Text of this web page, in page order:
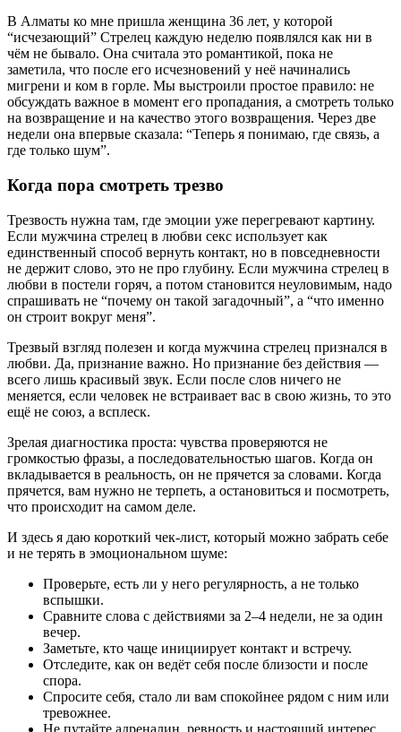
В Алматы ко мне пришла женщина 36 лет, у которой
“исчезающий” Стрелец каждую неделю появлялся как ни в
чём не бывало. Она считала это романтикой, пока не
заметила, что после его исчезновений у неё начинались
мигрени и ком в горле. Мы выстроили простое правило: не
обсуждать важное в момент его пропадания, а смотреть только
на возвращение и на качество этого возвращения. Через две
недели она впервые сказала: “Теперь я понимаю, где связь, а
где только шум”.
Когда пора смотреть трезво
Трезвость нужна там, где эмоции уже перегревают картину.
Если мужчина стрелец в любви секс использует как
единственный способ вернуть контакт, но в повседневности
не держит слово, это не про глубину. Если мужчина стрелец в
любви в постели горяч, а потом становится неуловимым, надо
спрашивать не “почему он такой загадочный”, а “что именно
он строит вокруг меня”.
Трезвый взгляд полезен и когда мужчина стрелец признался в
любви. Да, признание важно. Но признание без действия —
всего лишь красивый звук. Если после слов ничего не
меняется, если человек не встраивает вас в свою жизнь, то это
ещё не союз, а всплеск.
Зрелая диагностика проста: чувства проверяются не
громкостью фразы, а последовательностью шагов. Когда он
вкладывается в реальность, он не прячется за словами. Когда
прячется, вам нужно не терпеть, а остановиться и посмотреть,
что происходит на самом деле.
И здесь я даю короткий чек-лист, который можно забрать себе
и не терять в эмоциональном шуме:
Проверьте, есть ли у него регулярность, а не только
вспышки.
Сравните слова с действиями за 2–4 недели, не за один
вечер.
Заметьте, кто чаще инициирует контакт и встречу.
Отследите, как он ведёт себя после близости и после
спора.
Спросите себя, стало ли вам спокойнее рядом с ним или
тревожнее.
Не путайте адреналин, ревность и настоящий интерес.